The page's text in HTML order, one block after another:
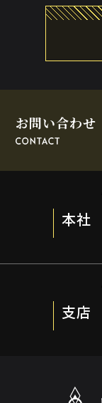
お問い合わせ
本社
支店